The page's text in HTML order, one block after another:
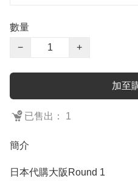
數量
−
+
加至
已售出： 1
簡介
日本代購大阪Round 1